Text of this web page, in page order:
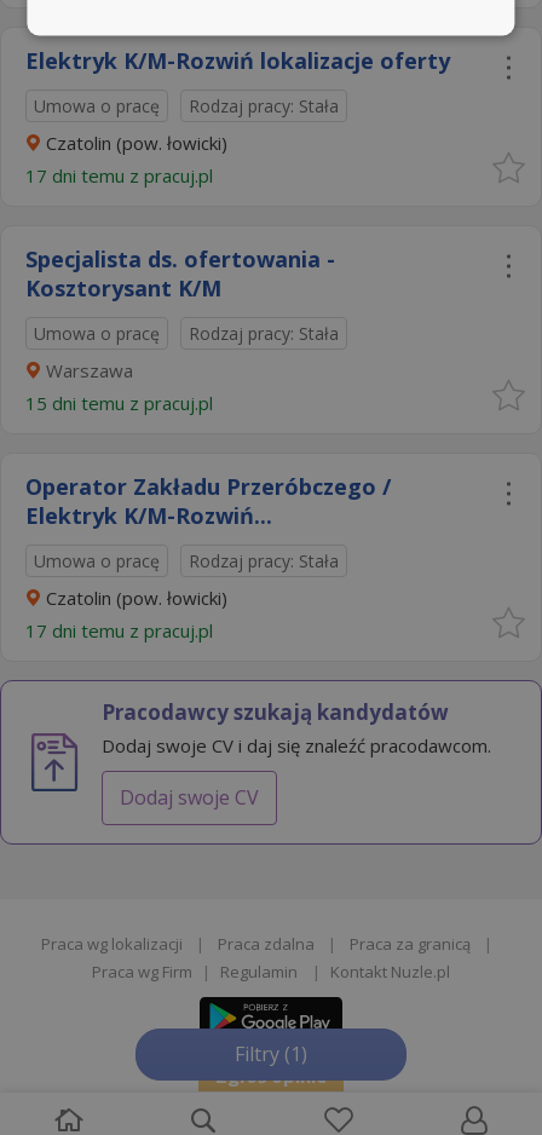
Filtry (1)
Elektryk K/M-Rozwiń lokalizacje oferty
Umowa o pracę Rodzaj pracy: Stała
Czatolin (pow. łowicki)
17 dni temu z pracuj.pl
Specjalista ds. ofertowania -
Kosztorysant K/M
Umowa o pracę Rodzaj pracy: Stała
Warszawa
15 dni temu z pracuj.pl
Operator Zakładu Przeróbczego /
Elektryk K/M-Rozwiń...
Umowa o pracę Rodzaj pracy: Stała
Czatolin (pow. łowicki)
17 dni temu z pracuj.pl
Pracodawcy szukają kandydatów
Dodaj swoje CV i daj się znaleźć pracodawcom.
Dodaj swoje CV
Praca wg lokalizacji | Praca zdalna | Praca za granicą
|
Praca wg Firm
| Regulamin | Kontakt Nuzle.pl
Zgłoś opinie